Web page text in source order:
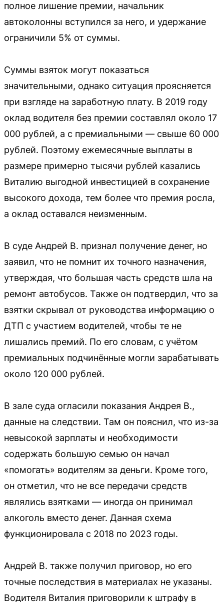
полное лишение премии, начальник
автоколонны вступился за него, и удержание
ограничили 5% от суммы.
Суммы взяток могут показаться
значительными, однако ситуация проясняется
при взгляде на заработную плату. В 2019 году
оклад водителя без премии составлял около 17
000 рублей, а с премиальными — свыше 60 000
рублей. Поэтому ежемесячные выплаты в
размере примерно тысячи рублей казались
Виталию выгодной инвестицией в сохранение
высокого дохода, тем более что премия росла,
а оклад оставался неизменным.
В суде Андрей В. признал получение денег, но
заявил, что не помнит их точного назначения,
утверждая, что большая часть средств шла на
ремонт автобусов. Также он подтвердил, что за
взятки скрывал от руководства информацию о
ДТП с участием водителей, чтобы те не
лишались премий. По его словам, с учётом
премиальных подчинённые могли зарабатывать
около 120 000 рублей.
В зале суда огласили показания Андрея В.,
данные на следствии. Там он пояснил, что из-за
невысокой зарплаты и необходимости
содержать большую семью он начал
«помогать» водителям за деньги. Кроме того,
он отметил, что не все передачи средств
являлись взятками — иногда он принимал
алкоголь вместо денег. Данная схема
функционировала с 2018 по 2023 годы.
Андрей В. также получил приговор, но его
точные последствия в материалах не указаны.
Водителя Виталия приговорили к штрафу в